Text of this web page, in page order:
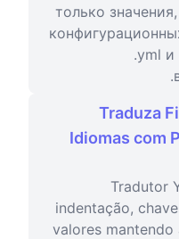
только
.yml
Traduza
Idiomas com
Tradutor
indentação,
valores